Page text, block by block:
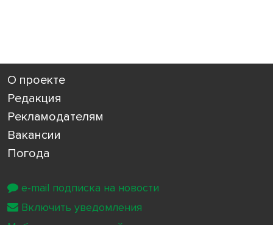
О проекте
Редакция
Рекламодателям
Вакансии
Погода
e-mail подписка на новости
Включить уведомления